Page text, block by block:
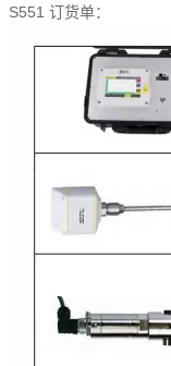
S551 订货单：